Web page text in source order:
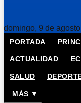
domingo, 9 de
PORTADA
ACTUALIDAD
SALUD
MÁS ▼